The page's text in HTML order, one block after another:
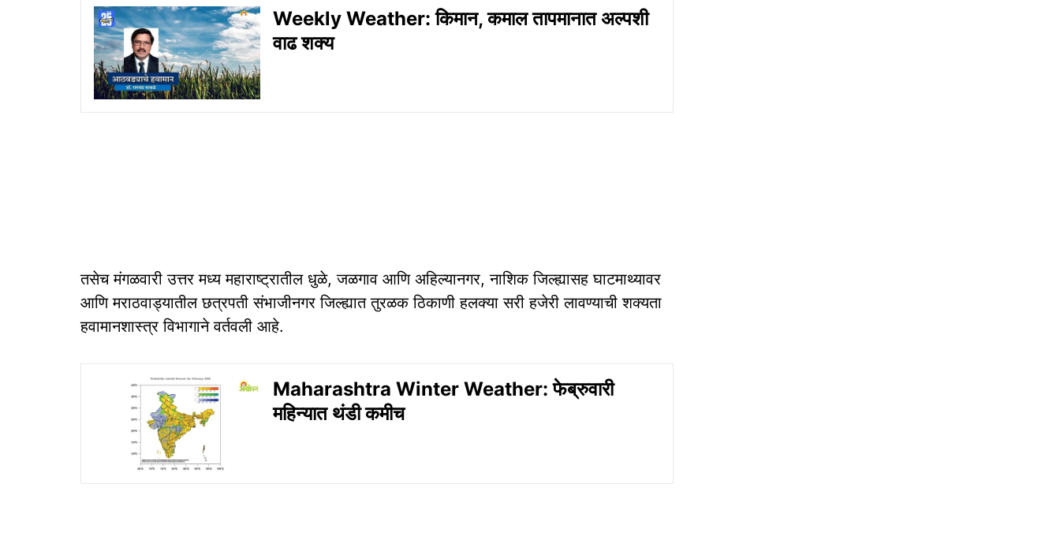
Weekly Weather: किमान, कमाल तापमानात अल्पशी
वाढ शक्य
तसेच मंगळवारी उत्तर मध्य महाराष्ट्रातील धुळे, जळगाव आणि अहिल्यानगर, नाशिक जिल्ह्यासह घाटमाथ्यावर
आणि मराठवाड्यातील छत्रपती संभाजीनगर जिल्ह्यात तुरळक ठिकाणी हलक्या सरी हजेरी लावण्याची शक्यता
हवामानशास्त्र विभागाने वर्तवली आहे.
Maharashtra Winter Weather: फेब्रुवारी
महिन्यात थंडी कमीच